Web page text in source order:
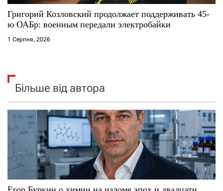
Григорий Козловский продолжает поддерживать 45-
ю ОАБр: военным передали электробайки
1 Серпня, 2026
Більше від автора